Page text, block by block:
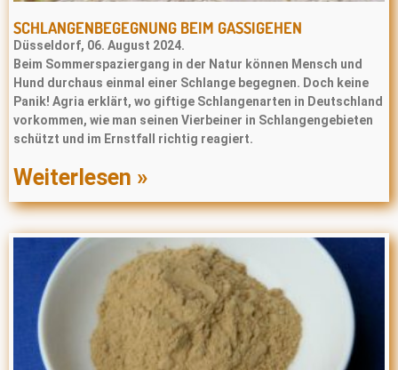
SCHLANGENBEGEGNUNG BEIM GASSIGEHEN
Düsseldorf, 06. August 2024.
Beim Sommerspaziergang in der Natur können Mensch und
Hund durchaus einmal einer Schlange begegnen. Doch keine
Panik! Agria erklärt, wo giftige Schlangenarten in Deutschland
vorkommen, wie man seinen Vierbeiner in Schlangengebieten
schützt und im Ernstfall richtig reagiert.
Weiterlesen »